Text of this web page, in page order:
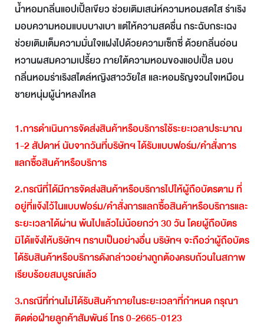
Email
น้ำหอมกลิ่นแอปเปิ้ลเขียว ช่วยเติมเสน่ห์ความหอมสดใส ร่าเริง
มอบความหอมแบบบางเบา แต่ให้ความสดชื่น กระฉับกระเฉง
ช่วยเติมเต็มความมั่นใจแฝงไปด้วยความเซ็กซี่ ด้วยกลิ่นอ่อน
หวานผสมความเปรี้ยว ภายใต้ความหอมของแอปเปิ้ล มอบ
กลิ่นหอมร่าเริงสไตล์หญิงสาววัยใส และหอมรัญจวนใจเหมือน
ชายหนุ่มผู้น่าหลงใหล
1.การดำเนินการจัดส่งสินค้าหรือบริการใช้ระยะเวลาประมาณ
1-2สัปดาห์นับจากวันที่บริษัทฯได้รับแบบฟอร์ม/คำสั่งการ
แลกซื้อสินค้าหรือบริการ
2.กรณีที่ได้มีการจัดส่งสินค้าหรือบริการไปให้ผู้ถือบัตรตามที่
อยู่ที่แจ้งไว้ในแบบฟอร์ม/คำสั่งการแลกซื้อสินค้าหรือบริการและ
ระยะเวลาได้ผ่านพ้นไปแล้วไม่น้อยกว่า30วันโดยผู้ถือบัตร
มิได้แจ้งให้บริษัทฯทราบเป็นอย่างอื่นบริษัทฯจะถือว่าผู้ถือบัตร
ได้รับสินค้าหรือบริการดังกล่าวอย่างถูกต้องครบถ้วนในสภาพ
เรียบร้อยสมบูรณ์แล้ว
3.กรณีที่ท่านไม่ได้รับสินค้าภายในระยะเวลาที่กำหนดกรุณา
ติดต่อฝ่ายลูกค้าสัมพันธ์โทร0-2665-0123